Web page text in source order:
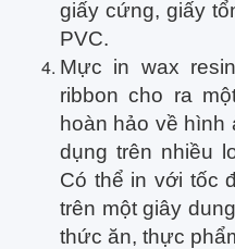
giấy cứng, giấy
PVC.
Mực in wax
ribbon cho ra
hoàn hảo về hình
dụng trên nhiều
Có thể in với tốc
trên một giây
thức ăn, thực